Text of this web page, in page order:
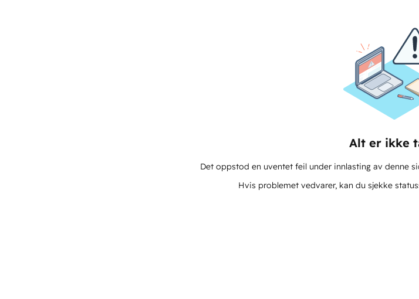
Alt er ikke
Det oppstod en uventet feil under innlasting av denne
Hvis problemet vedvarer, kan du sjekke